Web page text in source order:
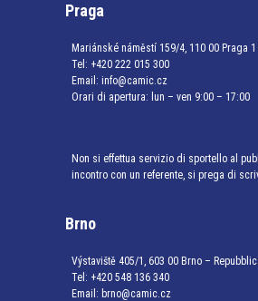
Praga
Mariánské náměstí 159/4, 110 00 Praga
Tel: +420 222 015 300
Email: info@camic.cz
Orari di apertura: lun – ven 9:00 – 17:00
Non si effettua servizio di sportello al
incontro con un referente, si prega di
Brno
Výstaviště 405/1, 603 00 Brno –
Tel: +420 548 136 340
Email: brno@camic.cz